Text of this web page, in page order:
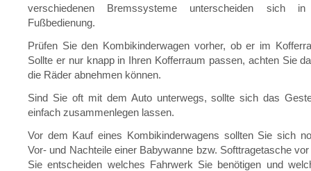
verschiedenen Bremssysteme unterscheiden sich
Fußbedienung.
Prüfen Sie den Kombikinderwagen vorher, ob er im
Sollte er nur knapp in Ihren Kofferraum passen, achten Sie
die Räder abnehmen können.
Sind Sie oft mit dem Auto unterwegs, sollte sich das
einfach zusammenlegen lassen.
Vor dem Kauf eines Kombikinderwagens sollten Sie sich
Vor- und Nachteile einer Babywanne bzw. Softtragetasche
Sie entscheiden welches Fahrwerk Sie benötigen und